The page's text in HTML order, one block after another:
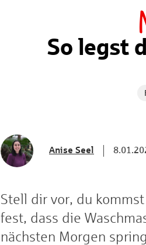
So legst
Anise Seel
Stell dir vor, du
fest, dass die
nächsten Morgen